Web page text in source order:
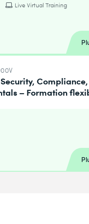
Live Virtual Training
– Formation